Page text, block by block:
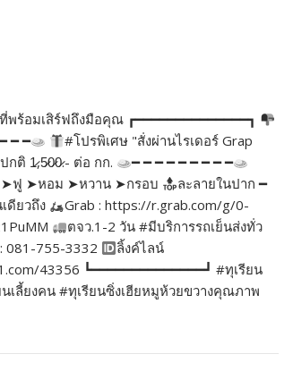
พร้อมเสิร์ฟถึงมือคุณ ┏━━━━━━━━━━━━━━┓
━ ━
#โปรพิเศษ "สั่งผ่านไรเดอร์ Grap
กติ 1̷,5̷0̷0̷.- ต่อ กก.
━ ━ ━ ━ ━ ━ ━ ━ ━
➤ฟู ➤หอม ➤หวาน ➤กรอบ
ละลายในปาก ━
ดียวถึง
Grab : https://r.grab.com/g/0-
ตจว.1-2 วัน #มีบริการรถเย็นส่งทั่ว
081-755-3332
ลิ้งค์ไลน์
43356 ┗━━━━━━━━━━━━━━┛ #ทุเรียน
เลี้ยงคน #ทุเรียนซิ่งเฮียหมูห้วยขวางคุณภาพ